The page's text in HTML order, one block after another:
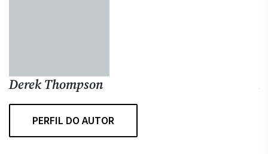
Derek Thompson
PERFIL DO AUTOR